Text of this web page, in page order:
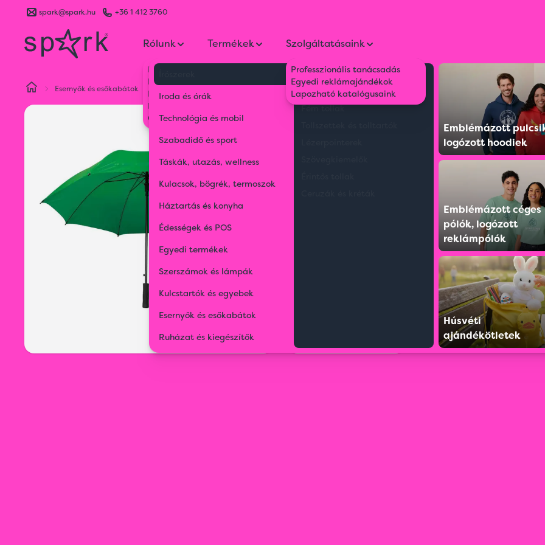
spark@spark.hu +36 1 412 3760
Rólunk
Kik vagyunk
Kapcsolat
Blog
Karrier
Gyakran Ismételt Kérdések
Termékek
Iroda és órák
Technológia és mobil
Szabadidő és sport
Táskák, utazás, wellness
Kulacsok, bögrék, termoszok
Háztartás és konyha
Édességek és POS
Egyedi termékek
Szerszámok és lámpák
Kulcstartók és egyebek
Esernyők és esőkabátok
Ruházat és kiegészítők
Környezetbarát tollak
Műanyag tollak
Fém tollak
Emblémázott
logózott hoodiek
Emblémázott céges
pólók, logózott
reklámpólók
Húsvéti
ajándékötletek
Szolgáltatásaink
Professzionális tanácsadás
Egyedi reklámajándékok
Lapozható katalógusaink
Esernyők és esőkabátok Suederdeich automata esernyő